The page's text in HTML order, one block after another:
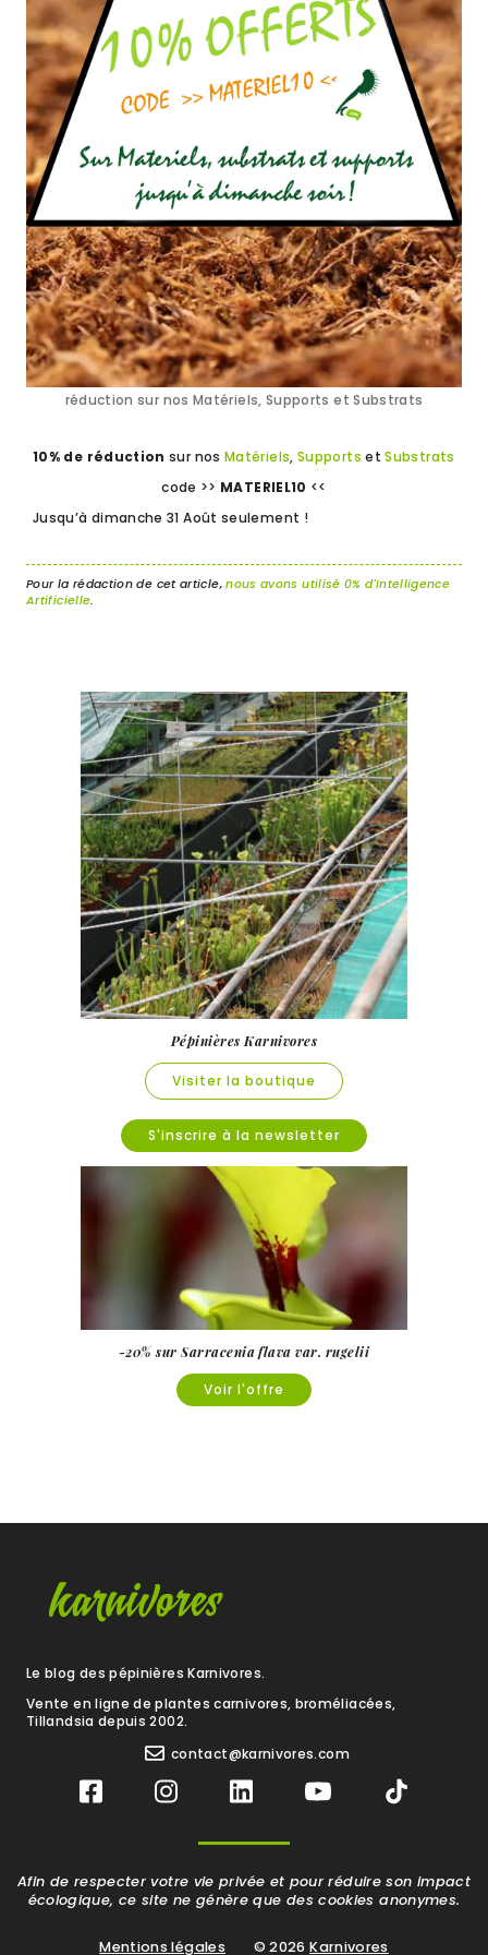
réduction sur nos Matériels, Supports et Substrats
10% de réductionsur nosMatériels, Supports etSubstrats
code >> MATERIEL10 <<
Jusqu’à dimanche 31 Août seulement !
Pour la rédaction de cet article,nous avons utilisé 0% d'Intelligence
Artificielle.
Pépinières Karnivores
Visiter la boutique
S'inscrire à la newsletter
-20% sur Sarracenia flava var. rugelii
Voir l'offre
Le blog des pépinières Karnivores.
Vente en ligne de plantes carnivores, broméliacées,
Tillandsia depuis 2002.
contact@karnivores.com
Afin de respecter votre vie privée et pour réduire son impact
écologique, ce site ne génère que des cookies anonymes.
Mentions légales © 2026Karnivores